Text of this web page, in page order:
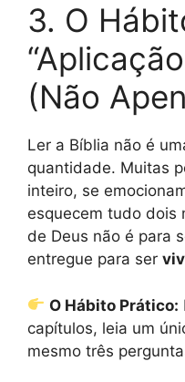
3. O
(Não
Ler a Bíblia não é
quantidade. Muitas
inteiro, se
esquecem tudo dois
de Deus não é para
entregue para ser
O Hábito Prático:
capítulos, leia um
mesmo três